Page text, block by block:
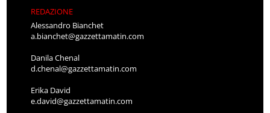
REDAZIONE
Alessandro Bianchet
a.bianchet@gazzettamatin.com
Danila Chenal
d.chenal@gazzettamatin.com
Erika David
e.david@gazzettamatin.com